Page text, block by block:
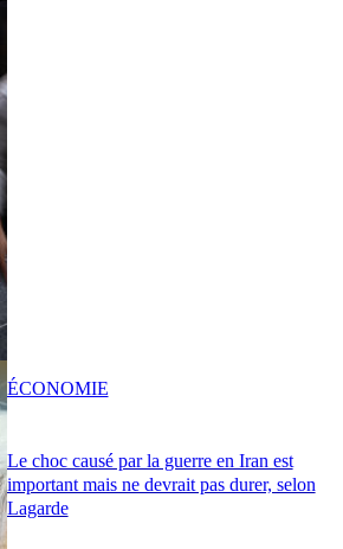
Le choc causé par la guerre en Iran est
important mais ne devrait pas durer, selon
Lagarde
ÉCONOMIE